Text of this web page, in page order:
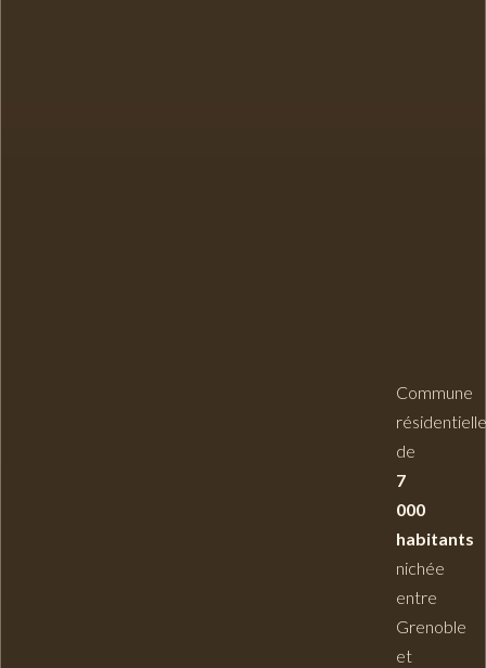
Commune
résidentielle
de
7
000
habitants
nichée
entre
Grenoble
et